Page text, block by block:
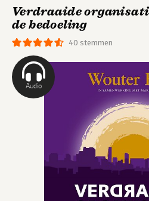
Audio
40 stemmen
Verdraaide
de bedoeling